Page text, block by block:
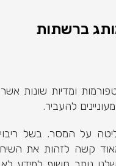
ברשתות
ומדיות שונות אשר
להעביר.
על המסר. בשל ריבוי
קשה לזהות את